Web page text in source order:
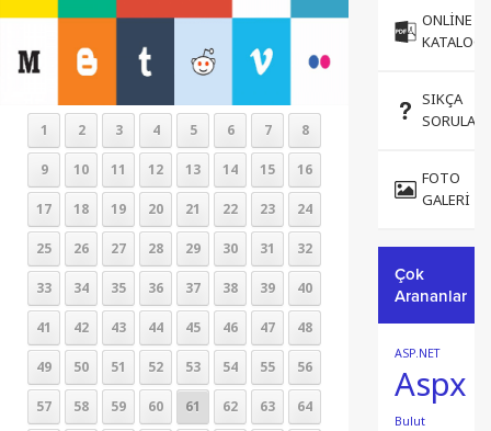
1 2 3 4 5 6 7
8
9
10 11 12 13 14 15
16
17
18 19 20 21 22 23
24
25
26 27 28 29 30 31
32
33
34 35 36 37 38 39
40
41
42 43 44 45 46 47
48
49
50 51 52 53 54 55
56
57
58 59 60 61 62 63
64
ONLINE
KATALOG
SIKÇA
FOTO
GALERI
Çok
Arananlar
ASP.NET
Aspx
Bulut